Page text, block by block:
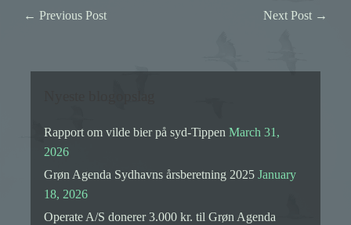
← Previous Post Next Post →
Rapport om vilde bier på syd-Tippen March 31,
2026
Grøn Agenda Sydhavns årsberetning 2025 January
18, 2026
Operate A/S donerer 3.000 kr. til Grøn Agenda